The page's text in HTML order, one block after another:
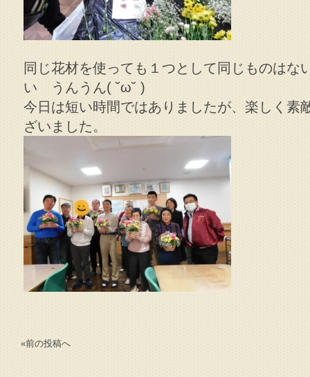
同じ花材を使っても１つとして同じものは
い うんうん( ˘ω˘ )
今日は短い時間ではありましたが、楽しく素
ざいました。
«前の投稿へ